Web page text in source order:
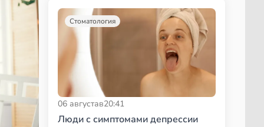
Стоматология
06 августав20:41
Люди с симптомами депрессии